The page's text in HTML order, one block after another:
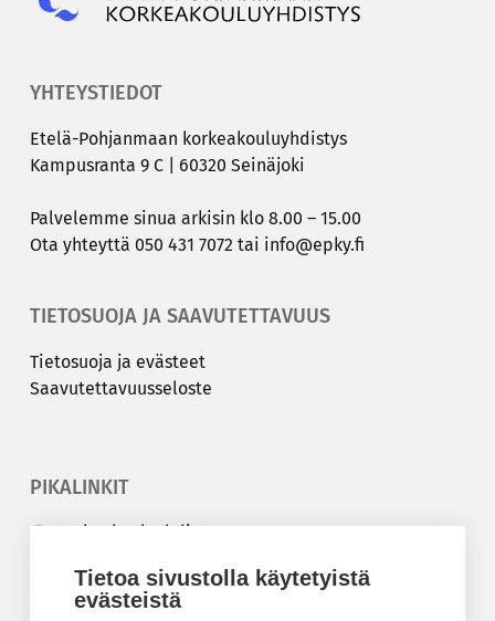
Tietoa sivustolla käytetyistä
evästeistä
YHTEYSTIEDOT
Etelä-​Pohjanmaan kor­kea­kou­lu­yh­dis­tys
Kam­pus­ran­ta 9 C | 60320 Sei­nä­jo­ki
Pal­ve­lem­me sinua ar­ki­sin klo 8.00 – 15.00
Ota yh­teyt­tä 050 431 7072 tai info@epky.fi
TIETOSUOJA JA SAAVUTETTAVUUS
Tie­to­suo­ja ja eväs­teet
Saa­vu­tet­ta­vuus­se­los­te
PIKALINKIT
Korkeakouluyhdistys
Kesäyliopisto
Epanet